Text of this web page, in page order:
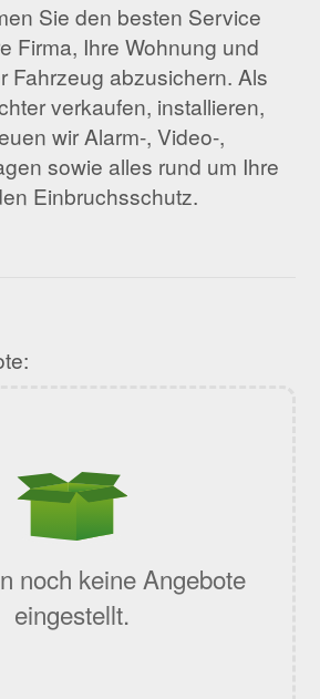
Sie den besten Service
Firma, Ihre Wohnung und
Fahrzeug abzusichern. Als
verkaufen, installieren,
wir Alarm-, Video-,
sowie alles rund um Ihre
Einbruchsschutz.
noch keine Angebote
eingestellt.